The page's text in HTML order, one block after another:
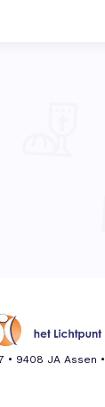
• 9408 JA Assen •